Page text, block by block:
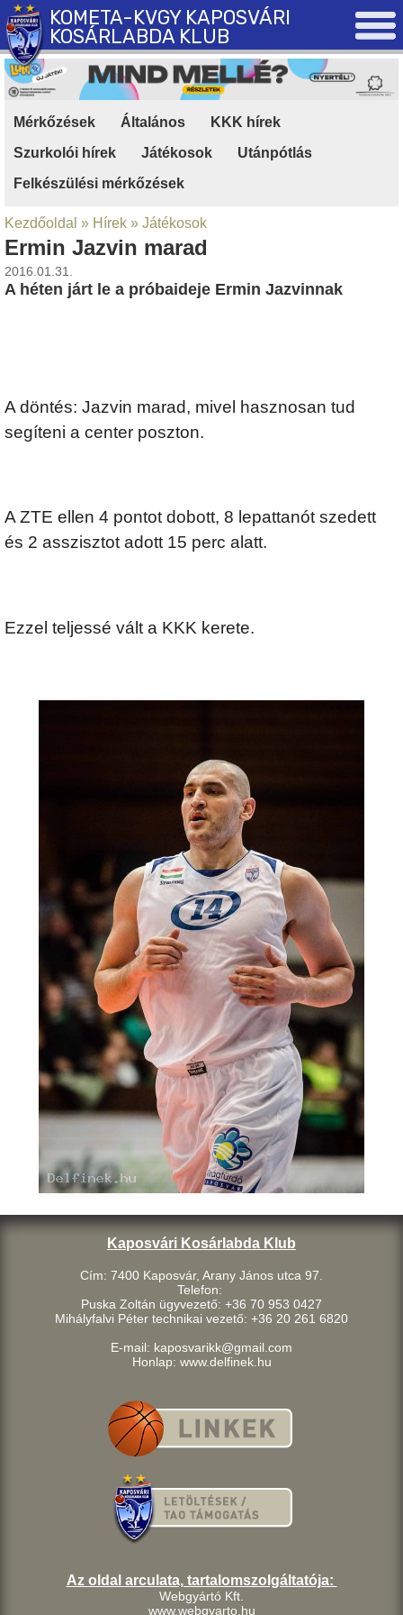
KOMETA-KVGY KAPOSVÁRI
KOSÁRLABDA KLUB
Mérkőzések Általános KKK hírek
Szurkolói hírek
Játékosok Utánpótlás
Felkészülési mérkőzések
Kezdőoldal » Hírek » Játékosok
Ermin Jazvin marad
2016.01.31.
A héten járt le a próbaideje Ermin Jazvinnak
A döntés: Jazvin marad, mivel hasznosan tud
segíteni a center poszton.
A ZTE ellen 4 pontot dobott, 8 lepattanót szedett
és 2 asszisztot adott 15 perc alatt.
Ezzel teljessé vált a KKK kerete.
Kaposvári Kosárlabda Klub
Cím: 7400 Kaposvár, Arany János utca 97.
Telefon:
Puska Zoltán ügyvezető: +36 70 953 0427
Mihályfalvi Péter technikai vezető: +36 20 261 6820
E-mail: kaposvarikk@gmail.com
Honlap: www.delfinek.hu
Az oldal arculata, tartalomszolgáltatója:
Webgyártó Kft.
www.webgyarto.hu